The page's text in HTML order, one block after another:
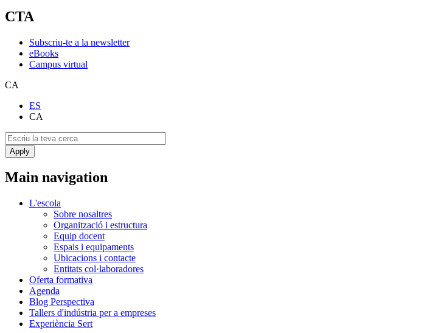
CTA
Subscriu-te a la newsletter
eBooks
Campus virtual
CA
ES
CA
Main navigation
L'escola
Sobre nosaltres
Organització i estructura
Equip docent
Espais i equipaments
Ubicacions i contacte
Entitats col·laboradores
Oferta formativa
Agenda
Blog Perspectiva
Tallers d'indústria per a empreses
Experiència Sert